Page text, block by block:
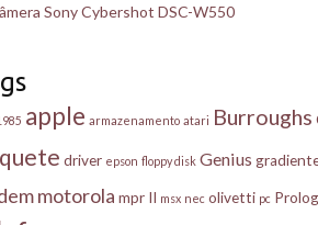
Sony Cybershot DSC-W550
apple armazenamento atari Burroughs
driver epson floppy disk Genius
motorola mpr II msx nec olivetti pc